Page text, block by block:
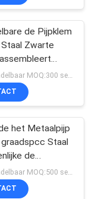
de Pijpklem
Zwarte
het Rekken
Onderhandelbaar MOQ:300 sets
het Metaalpijp
Staal
de
Pijp